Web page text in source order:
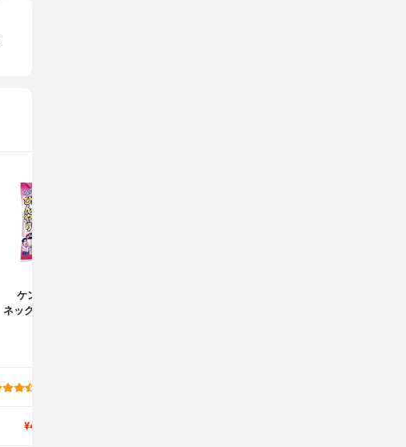
ケンユー
ネックールWⅡ
¥400